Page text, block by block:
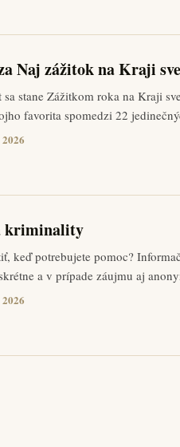
Naj zážitok na Kraji
stane Zážitkom roka na Kraji
favorita spomedzi 22
kriminality
keď potrebujete pomoc?
a v prípade záujmu aj